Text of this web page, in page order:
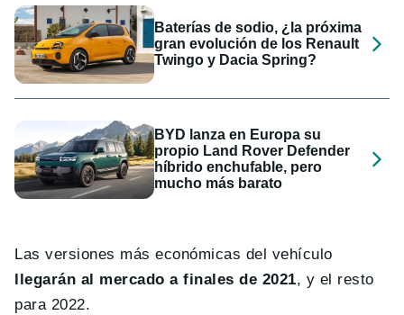
Baterías de sodio, ¿la próxima
gran evolución de los Renault
Twingo y Dacia Spring?
BYD lanza en Europa su
propio Land Rover Defender
híbrido enchufable, pero
mucho más barato
Las versiones más económicas del vehículo
llegarán al mercado a finales de 2021, y el resto
para 2022.